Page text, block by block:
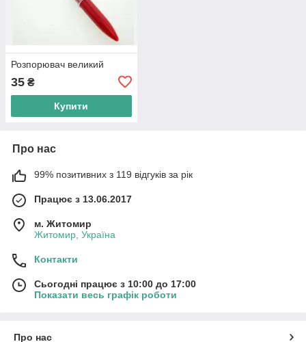
Розпорювач великий
35 ₴
Купити
Про нас
99% позитивних з 119 відгуків за рік
Працює з 13.06.2017
м. Житомир
Житомир, Україна
Контакти
Сьогодні працює з 10:00 до 17:00
Показати весь графік роботи
Про нас